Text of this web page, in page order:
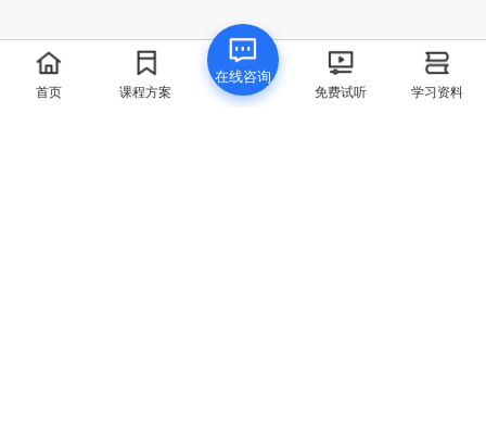
首页 点赞 领取资料 我要提问
首页 课程方案
在线咨询
免费试听 学习资料